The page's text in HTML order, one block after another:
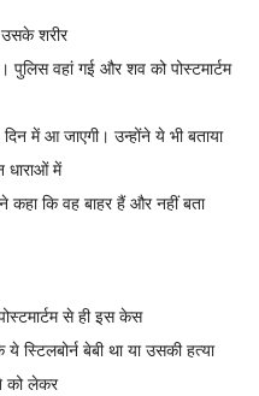
उसके शरीर
पुलिस वहां गई और शव को पोस्टमार्टम
दिन में आ जाएगी। उन्होंने ये भी बताया
में
कहा कि वह बाहर हैं और नहीं बता
से ही इस केस
बेबी था या उसकी हत्या
को लेकर